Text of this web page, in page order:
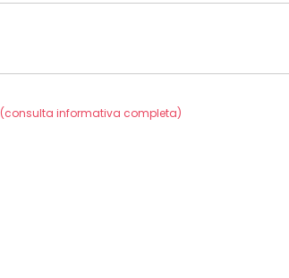
(consulta informativa completa)